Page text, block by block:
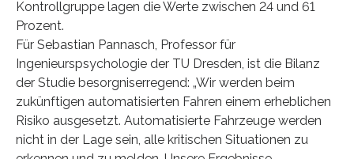
Kontrollgruppe lagen die Werte zwischen 24 und 61
Prozent.
Für Sebastian Pannasch, Professor für
Ingenieurspsychologie der TU Dresden, ist die Bilanz
der Studie besorgniserregend: „Wir werden beim
zukünftigen automatisierten Fahren einem erheblichen
Risiko ausgesetzt. Automatisierte Fahrzeuge werden
nicht in der Lage sein, alle kritischen Situationen zu